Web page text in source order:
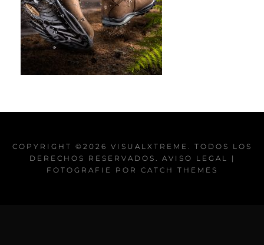
COPYRIGHT ©2026 VISUALXTREME . TODOS LOS
DERECHOS RESERVADOS. AVISO LEGAL
|
FOTOGRAFIE POR CATCH THEMES